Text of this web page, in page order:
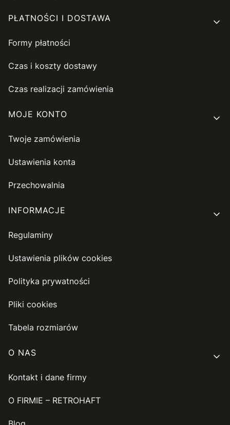
PŁATNOŚCI I DOSTAWA
Formy płatności
Czas i koszty dostawy
Czas realizacji zamówienia
MOJE KONTO
Twoje zamówienia
Ustawienia konta
Przechowalnia
INFORMACJE
Regulaminy
Ustawienia plików cookies
Polityka prywatności
Pliki cookies
Tabela rozmiarów
O NAS
Kontakt i dane firmy
O FIRMIE – RETROHAFT